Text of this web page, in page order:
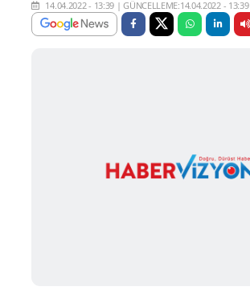
14.04.2022 - 13:39 |GÜNCELLEME:14.04.2022 - 13:39